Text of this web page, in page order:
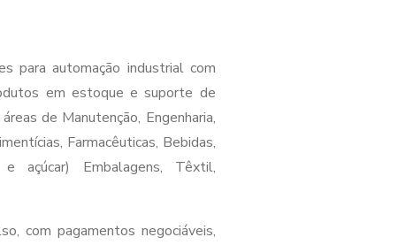
para automação industrial com
em estoque e suporte de
de Manutenção, Engenharia,
Farmacêuticas, Bebidas,
açúcar) Embalagens, Têxtil,
com pagamentos negociáveis,